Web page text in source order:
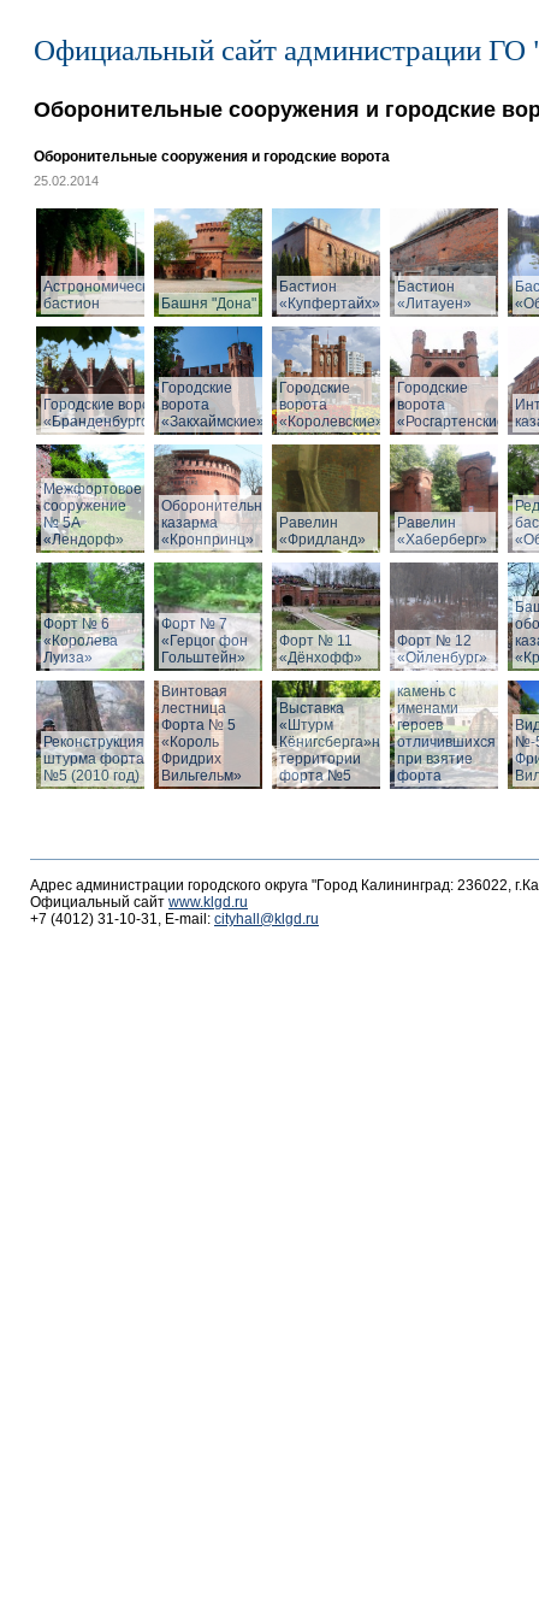
Официальный сайт администрации ГО
Оборонительные сооружения и городские
Оборонительные сооружения и городские ворота
25.02.2014
Астрономический
бастион
Башня "Дона"
Бастион
«Купфертайх»
Бастион
«Литауен»
Городские ворота
«Бранденбургские»
Городские
ворота
«Закхаймские»
Городские
ворота
«Королевские»
Городские
ворота
«Росгартенские»
Межфортовое
сооружение
№ 5А
«Лендорф»
Оборонительная
казарма
«Кронпринц»
Равелин
«Фридланд»
Равелин
«Хаберберг»
Форт № 6
«Королева
Луиза»
Форт № 7
«Герцог фон
Гольштейн»
Форт № 11
«Дёнхофф»
Форт № 12
«Ойленбург»
Реконструкция
штурма форта
№5 (2010 год)
Винтовая
лестница
Форта № 5
«Король
Фридрих
Вильгельм»
Выставка
«Штурм
Кёнигсберга»на
территории
форта №5
Мемориальный
камень с
именами
героев
отличившихся
при взятие
форта
№-
Адрес администрации городского округа "Город Калининград: 236022,
Официальный сайт www.klgd.ru
+7 (4012) 31-10-31, E-mail: cityhall@klgd.ru